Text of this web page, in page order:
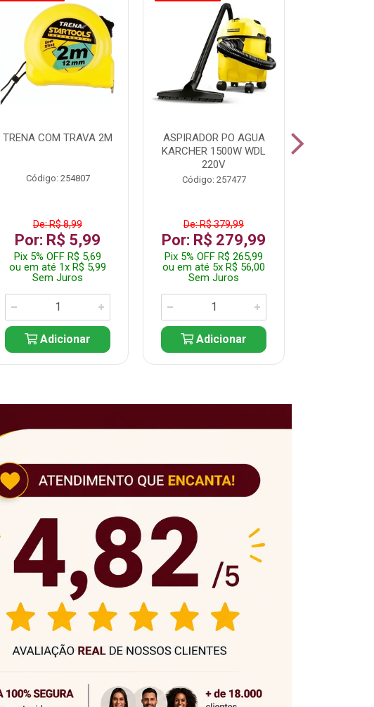
TRENA COM TRAVA 2M
Código: 254807
De: R$ 8,99
Por: R$ 5,99
Pix 5% OFF R$ 5,69
ou em até 1x R$ 5,99
Sem Juros
Adicionar
ASPIRADOR PO AGUA
KARCHER 1500W WDL
220V
Código: 257477
De: R$ 379,99
Por: R$ 279,99
Pix 5% OFF R$ 265,99
ou em até 5x R$ 56,00
Sem Juros
Adicionar